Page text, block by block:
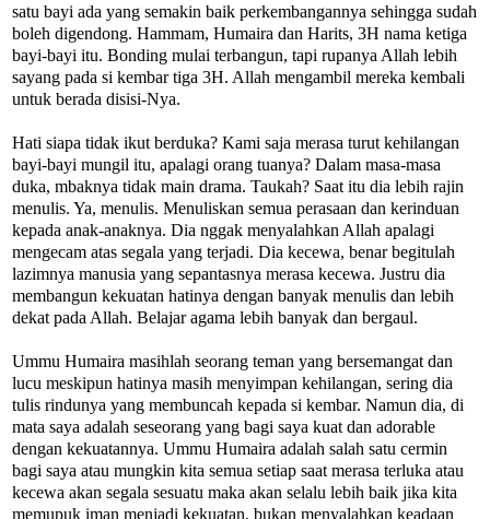
satu bayi ada yang semakin baik perkembangannya sehingga sudah
boleh digendong. Hammam, Humaira dan Harits, 3H nama ketiga
bayi-bayi itu. Bonding mulai terbangun, tapi rupanya Allah lebih
sayang pada si kembar tiga 3H. Allah mengambil mereka kembali
untuk berada disisi-Nya.
Hati siapa tidak ikut berduka? Kami saja merasa turut kehilangan
bayi-bayi mungil itu, apalagi orang tuanya? Dalam masa-masa
duka, mbaknya tidak main drama. Taukah? Saat itu dia lebih rajin
menulis. Ya, menulis. Menuliskan semua perasaan dan kerinduan
kepada anak-anaknya. Dia nggak menyalahkan Allah apalagi
mengecam atas segala yang terjadi. Dia kecewa, benar begitulah
lazimnya manusia yang sepantasnya merasa kecewa. Justru dia
membangun kekuatan hatinya dengan banyak menulis dan lebih
dekat pada Allah. Belajar agama lebih banyak dan bergaul.
Ummu Humaira masihlah seorang teman yang bersemangat dan
lucu meskipun hatinya masih menyimpan kehilangan, sering dia
tulis rindunya yang membuncah kepada si kembar. Namun dia, di
mata saya adalah seseorang yang bagi saya kuat dan adorable
dengan kekuatannya. Ummu Humaira adalah salah satu cermin
bagi saya atau mungkin kita semua setiap saat merasa terluka atau
kecewa akan segala sesuatu maka akan selalu lebih baik jika kita
memupuk iman menjadi kekuatan, bukan menyalahkan keadaan